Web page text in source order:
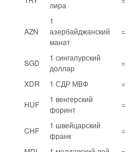
лира
AZN
1
азербайджанский
манат
=
SGD
1 сингапурский
доллар
=
XDR 1 СДР МВФ =
HUF
1 венгерский
форинт
=
CHF
1 швейцарский
франк
=